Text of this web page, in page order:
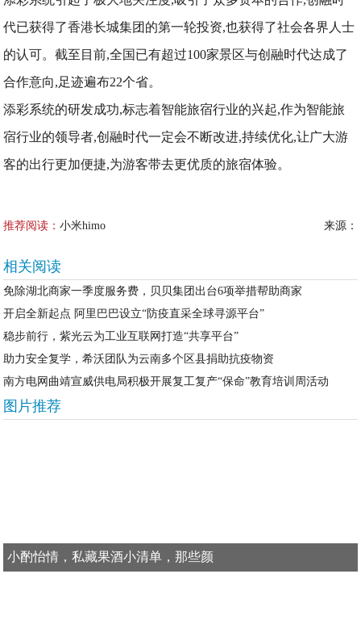
代已获得了香港长城集团的第一轮投资,也获得了社会各界人士
的认可。截至目前,全国已有超过100家景区与创融时代达成了
合作意向,足迹遍布22个省。
添彩系统的研发成功,标志着智能旅宿行业的兴起,作为智能旅
宿行业的领导者,创融时代一定会不断改进,持续优化,让广大游
客的出行更加便捷,为游客带去更优质的旅宿体验。
推荐阅读：小米himo 来源：
相关阅读
免除湖北商家一季度服务费，贝贝集团出台6项举措帮助商家
开启全新起点 阿里巴巴设立“防疫直采全球寻源平台”
稳步前行，紫光云为工业互联网打造“共享平台”
助力安全复学，希沃团队为云南多个区县捐助抗疫物资
南方电网曲靖宣威供电局积极开展复工复产“保命”教育培训周活动
图片推荐
小酌怡情，私藏果酒小清单，那些颜